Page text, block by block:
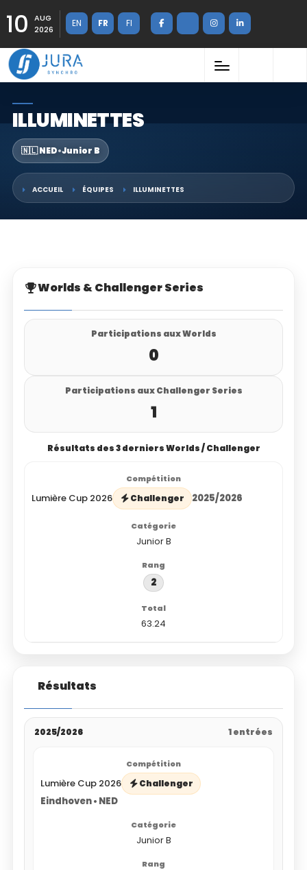
10
AUG
2026
EN FR FI
ILLUMINETTES
🇳🇱 NED•Junior B
ACCUEIL ÉQUIPES ILLUMINETTES
Worlds & Challenger Series
Participations aux Worlds
0
Participations aux Challenger Series
1
Résultats des 3 derniers Worlds / Challenger
Lumière Cup 2026 Challenger 2025/2026
Junior B
2
63.24
Résultats
2025/2026 1 entrées
Lumière Cup 2026 Challenger
Eindhoven • NED
Junior B